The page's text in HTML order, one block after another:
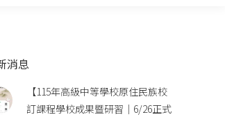
消息
【115年高級中等學校原住民族校
訂課程學校成果暨研習｜6/26正式